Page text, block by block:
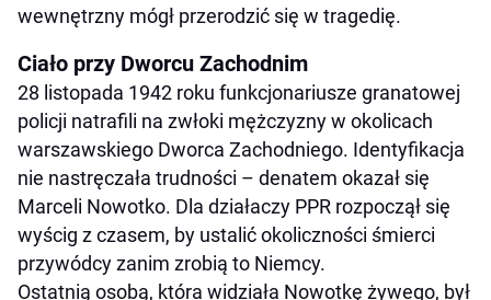
wewnętrzny mógł przerodzić się w tragedię.
Ciało przy Dworcu Zachodnim
28 listopada 1942 roku funkcjonariusze granatowej
policji natrafili na zwłoki mężczyzny w okolicach
warszawskiego Dworca Zachodniego. Identyfikacja
nie nastręczała trudności – denatem okazał się
Marceli Nowotko. Dla działaczy PPR rozpoczął się
wyścig z czasem, by ustalić okoliczności śmierci
przywódcy zanim zrobią to Niemcy.
Ostatnią osobą, która widziała Nowotkę żywego, był